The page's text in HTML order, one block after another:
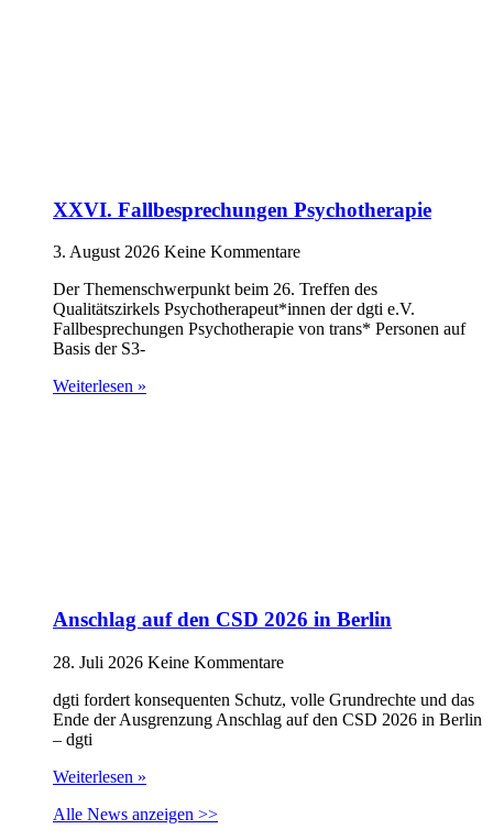
XXVI. Fallbesprechungen Psychotherapie
3. August 2026 Keine Kommentare
Der Themenschwerpunkt beim 26. Treffen des
Qualitätszirkels Psychotherapeut*innen der dgti e.V.
Fallbesprechungen Psychotherapie von trans* Personen auf
Basis der S3-
Weiterlesen »
Anschlag auf den CSD 2026 in Berlin
28. Juli 2026 Keine Kommentare
dgti fordert konsequenten Schutz, volle Grundrechte und das
Ende der Ausgrenzung Anschlag auf den CSD 2026 in Berlin
– dgti
Weiterlesen »
Alle News anzeigen >>